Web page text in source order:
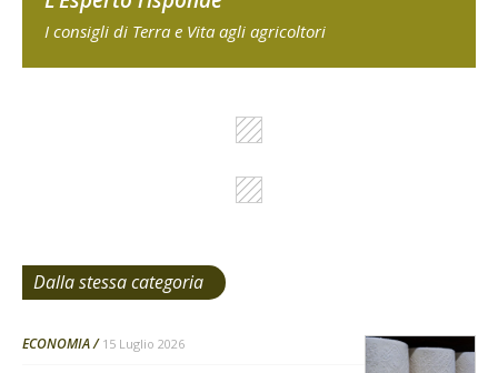
I consigli di Terra e Vita agli agricoltori
Dalla stessa categoria
ECONOMIA 15 Luglio 2026